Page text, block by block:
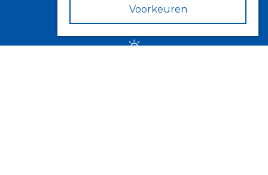
Verkooppunten
Voorkeuren